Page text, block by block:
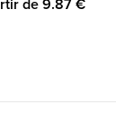
de 9.87 €